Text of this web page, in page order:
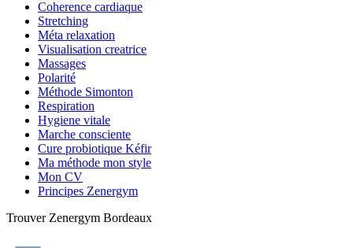
Coherence cardiaque
Stretching
Méta relaxation
Visualisation creatrice
Massages
Polarité
Méthode Simonton
Respiration
Hygiene vitale
Marche consciente
Cure probiotique Kéfir
Ma méthode mon style
Mon CV
Principes Zenergym
Trouver Zenergym Bordeaux